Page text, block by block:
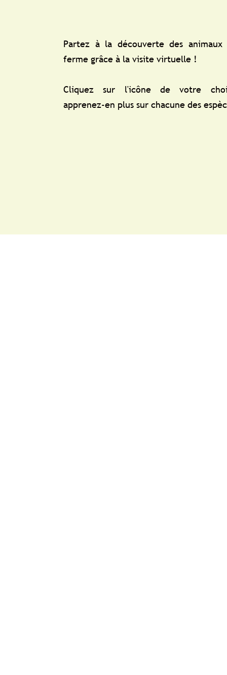
Partez à la découverte des
ferme grâce à la visite virtuelle !
Cliquez sur l'icône de votre
apprenez-en plus sur chacune des